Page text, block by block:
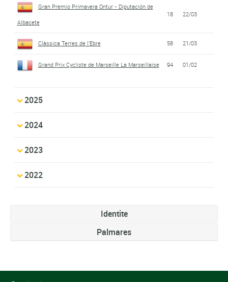
Gran Premio Primavera Ontur - Diputación de
Albacete
18 22/03
Clàssica Terres de l'Ebre 58 21/03
Grand Prix Cycliste de Marseille La Marseillaise 94 01/02
2025
2024
2023
2022
Identite
Palmares